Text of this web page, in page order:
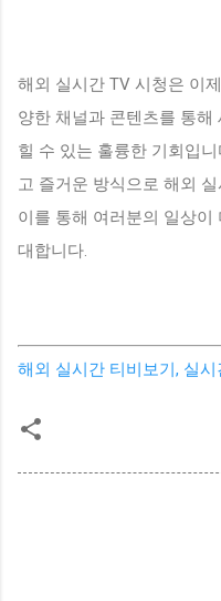
해외 실시간 TV 시청은 이
양한 채널과 콘텐츠를 통해
힐 수 있는 훌륭한 기회입
고 즐거운 방식으로 해외
이를 통해 여러분의 일상이
대합니다.
해외 실시간 티비보기, 실